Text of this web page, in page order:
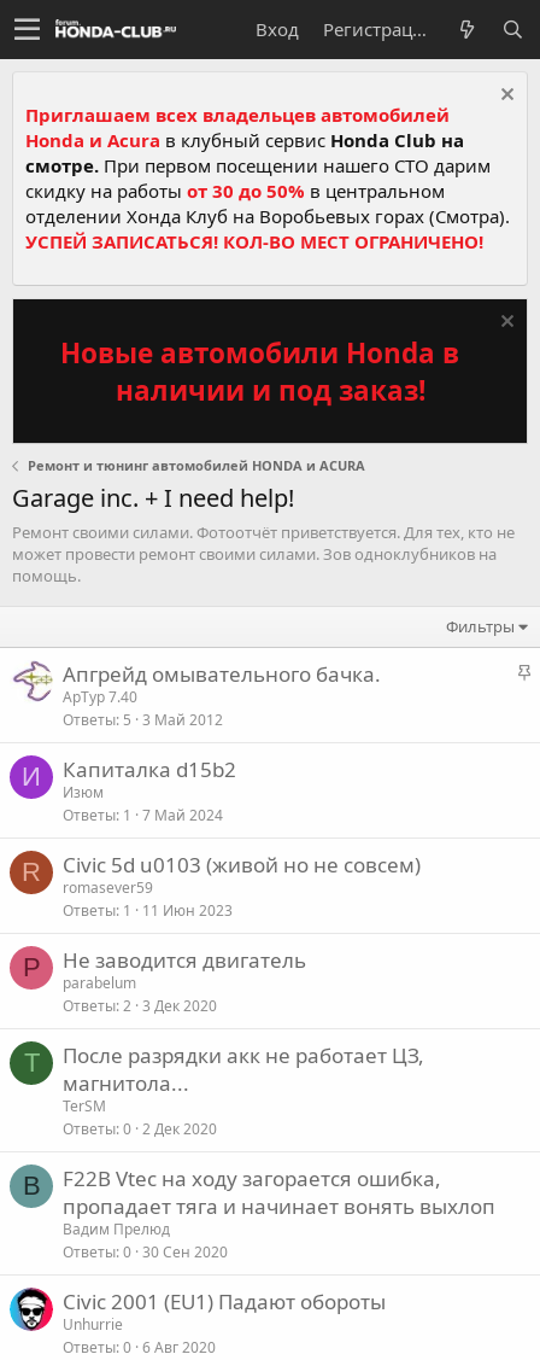
Вход Регистрация
Приглашаем всех владельцев автомобилей
Honda и Acura в клубный сервис Honda Club на
смотре. При первом посещении нашего СТО дарим
скидку на работы от 30 до 50% в центральном
отделении Хонда Клуб на Воробьевых горах (Смотра).
УСПЕЙ ЗАПИСАТЬСЯ! КОЛ-ВО МЕСТ ОГРАНИЧЕНО!
Новые автомобили Honda в
наличии и под заказ!
Ремонт и тюнинг автомобилей HONDA и ACURA
Garage inc. + I need help!
Ремонт своими силами. Фотоотчёт приветствуется. Для тех, кто не
может провести ремонт своими силами. Зов одноклубников на
помощь.
Фильтры
З
Апгрейд омывательного бачка.
АрТур 7.40
Ответы 5 3 Май 2012
И Капиталка d15b2
Изюм
Ответы 1 7 Май 2024
R Civic 5d u0103 (живой но не совсем)
romasever59
Ответы 1 11 Июн 2023
P Не заводится двигатель
parabelum
Ответы 2 3 Дек 2020
T
После разрядки акк не работает ЦЗ,
магнитола...
TerSM
Ответы 0 2 Дек 2020
В
F22B Vtec на ходу загорается ошибка,
пропадает тяга и начинает вонять выхлоп
Вадим Прелюд
Ответы 0 30 Сен 2020
Civic 2001 (EU1) Падают обороты
Unhurrie
Ответы 0 6 Авг 2020